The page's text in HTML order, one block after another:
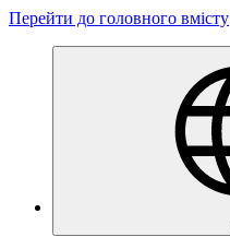
Перейти до головного вмісту